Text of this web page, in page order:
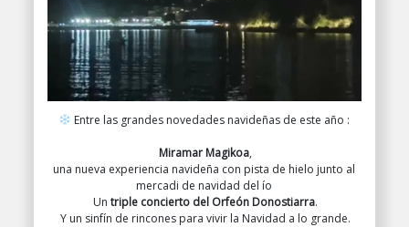
Entre las grandes novedades navideñas de este año :
Miramar Magikoa,
una nueva experiencia navideña con pista de hielo junto al
mercadi de navidad del ío
Untriple concierto del Orfeón Donostiarra.
Y un sinfín de rincones para vivir la Navidad a lo grande.